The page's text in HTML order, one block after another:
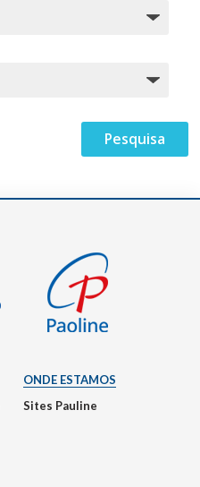
ONDE ESTAMOS
Sites Pauline